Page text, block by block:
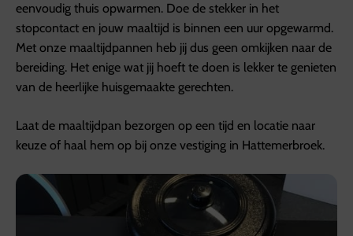
eenvoudig thuis opwarmen. Doe de stekker in het
stopcontact en jouw maaltijd is binnen een uur opgewarmd.
Met onze maaltijdpannen heb jij dus geen omkijken naar de
bereiding. Het enige wat jij hoeft te doen is lekker te genieten
van de heerlijke huisgemaakte gerechten.
Laat de maaltijdpan bezorgen op een tijd en locatie naar
keuze of haal hem op bij onze vestiging in Hattemerbroek.